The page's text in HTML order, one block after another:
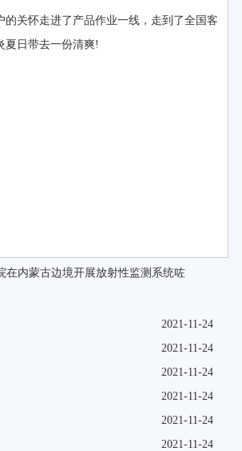
关怀走进了产品作业一线，走到了全国客
炎夏日带去一份清爽!
在内蒙古边境开展放射性监测系统咗
2021-11-24
2021-11-24
2021-11-24
2021-11-24
2021-11-24
2021-11-24